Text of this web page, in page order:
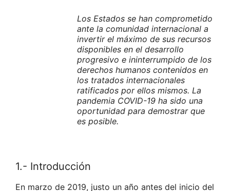
Los Estados se han comprometido
ante la comunidad internacional a
invertir el máximo de sus recursos
disponibles en el desarrollo
progresivo e ininterrumpido de los
derechos humanos contenidos en
los tratados internacionales
ratificados por ellos mismos. La
pandemia COVID-19 ha sido una
oportunidad para demostrar que
es posible.
1.- Introducción
En marzo de 2019, justo un año antes del inicio del